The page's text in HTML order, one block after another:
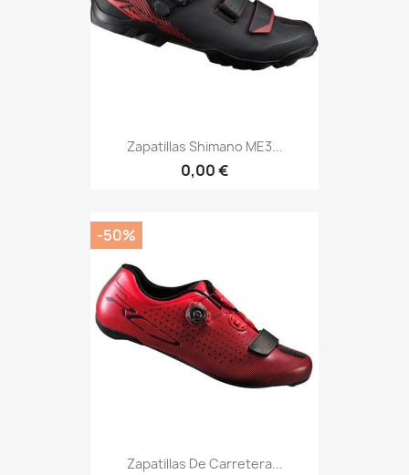
Zapatillas Shimano ME3...
0,00 €
Zapatillas De Carretera...
-50%